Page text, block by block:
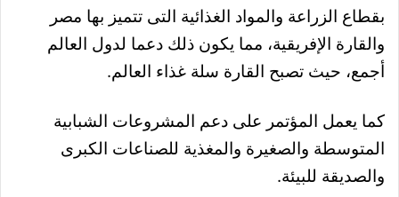
بقطاع الزراعة والمواد الغذائية التى تتميز بها مصر
والقارة الإفريقية، مما يكون ذلك دعما لدول العالم
أجمع، حيث تصبح القارة سلة غذاء العالم.
كما يعمل المؤتمر على دعم المشروعات الشبابية
المتوسطة والصغيرة والمغذية للصناعات الكبرى
والصديقة للبيئة.